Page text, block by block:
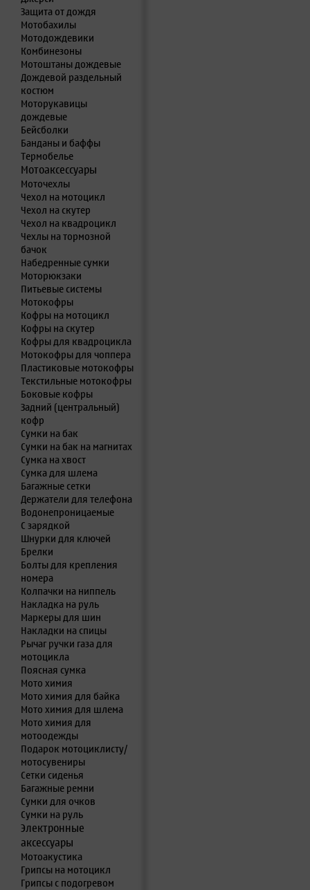
Защита от дождя
Мотобахилы
Мотодождевики
Комбинезоны
Мотоштаны дождевые
Дождевой раздельный
костюм
Моторукавицы
дождевые
Бейсболки
Банданы и баффы
Термобелье
Мотоаксессуары
Моточехлы
Чехол на мотоцикл
Чехол на скутер
Чехол на квадроцикл
Чехлы на тормозной
бачок
Набедренные сумки
Моторюкзаки
Питьевые системы
Мотокофры
Кофры на мотоцикл
Кофры на скутер
Кофры для квадроцикла
Мотокофры для чоппера
Пластиковые мотокофры
Текстильные мотокофры
Боковые кофры
Задний (центральный)
кофр
Сумки на бак
Сумки на бак на магнитах
Сумка на хвост
Сумка для шлема
Багажные сетки
Держатели для телефона
Водонепроницаемые
С зарядкой
Шнурки для ключей
Брелки
Болты для крепления
номера
Колпачки на ниппель
Накладка на руль
Маркеры для шин
Накладки на спицы
Рычаг ручки газа для
мотоцикла
Поясная сумка
Мото химия
Мото химия для байка
Мото химия для шлема
Мото химия для
мотоодежды
Подарок мотоциклисту/
мотосувениры
Сетки сиденья
Багажные ремни
Сумки для очков
Сумки на руль
Электронные
аксессуары
Мотоакустика
Грипсы на мотоцикл
Грипсы с подогревом